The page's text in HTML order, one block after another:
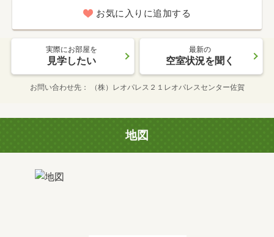
お気に入りに追加する
実際にお部屋を
見学したい
最新の
空室状況を聞く
お問い合わせ先 （株）レオパレス２１レオパレスセンター佐賀
地図